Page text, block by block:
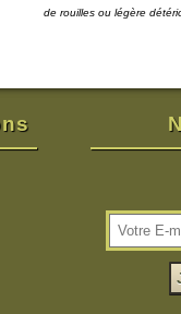
de rouilles ou légère